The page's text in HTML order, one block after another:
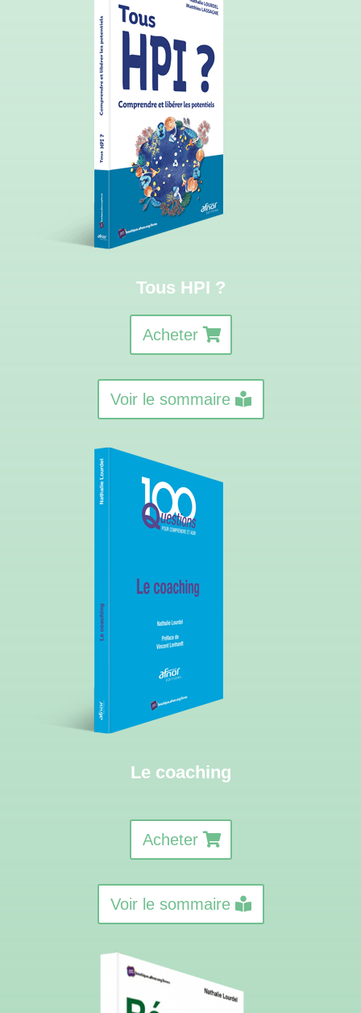
Tous HPI ?
Acheter
Voir le sommaire
Le coaching
Acheter
Voir le sommaire